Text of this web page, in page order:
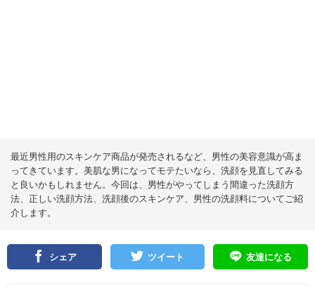
最近男性用のスキンケア商品が発売されるなど、男性の美容意識が高ま
ってきています。美肌な男になってモテたいなら、洗顔を見直してみる
と良いかもしれません。今回は、男性がやってしまう間違った洗顔方
法、正しい洗顔方法、洗顔後のスキンケア、男性の洗顔料についてご紹
介します。
シェア ツイート 友達になる